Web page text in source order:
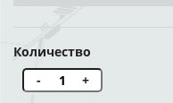
Количество
-
+